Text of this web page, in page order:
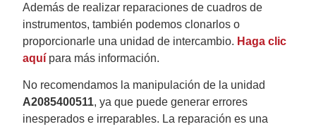
Además de realizar reparaciones de cuadros de
instrumentos, también podemos clonarlos o
proporcionarle una unidad de intercambio. Haga clic
aquí para más información.
No recomendamos la manipulación de la unidad
A2085400511, ya que puede generar errores
inesperados e irreparables. La reparación es una